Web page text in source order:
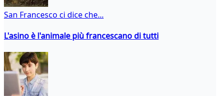
San Francesco ci dice che...
L'asino è l'animale più francescano di tutti